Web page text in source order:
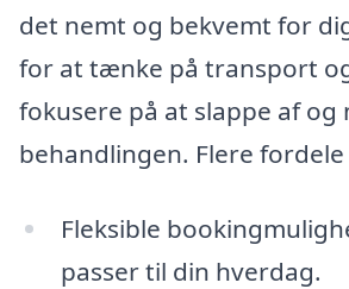
det nemt og bekvemt for
for at tænke på transport
fokusere på at slappe af og
behandlingen. Flere
Fleksible
passer til din hverdag.